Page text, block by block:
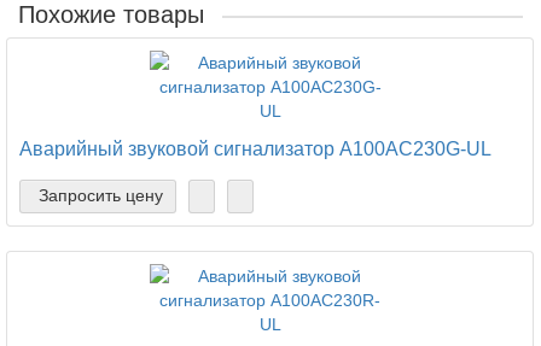
Похожие товары
Аварийный звуковой сигнализатор A100AC230G-UL
Запросить цену